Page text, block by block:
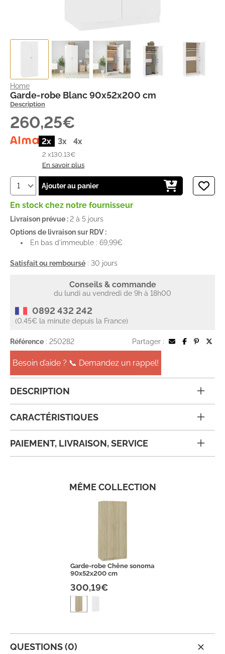
Home
Garde-robe Blanc 90x52x200 cm
Description
260,25€
2x 3x 4x
2 x130,13€
En savoir plus
Ajouter au panier
En stock chez notre fournisseur
Livraison prévue :2 à 5 jours
Options de livraison sur RDV :
En bas d'immeuble : 69,99€
Satisfait ou remboursé : 30 jours
Conseils & commande
du lundi au vendredi de 9h à 18h00
0892 432 242
(0.45€ la minute depuis la France)
Référence : 250282 Partager :
Besoin d’aide ? 📞 Demandez un rappel!
DESCRIPTION
CARACTÉRISTIQUES
PAIEMENT, LIVRAISON, SERVICE
MÊME COLLECTION
Garde-robe Chêne sonoma
90x52x200 cm
300,19€
QUESTIONS (0)